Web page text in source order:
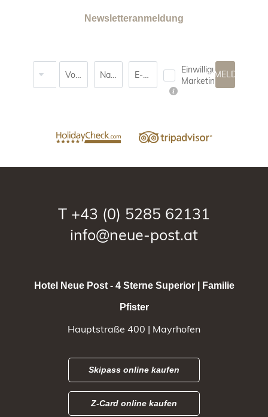
Newsletteranmeldung
Vorname Nachname*
Einwilligung
Marketing*
ANMELDEN
Skipass online kaufen
Z-Card online kaufen
T +43 (0) 5285 62131
info@neue-post.at
Hotel Neue Post - 4 Sterne Superior | Familie
Pfister
Hauptstraße 400 | Mayrhofen